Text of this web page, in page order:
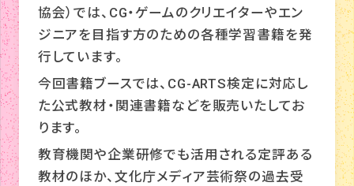
協会）では、CG・ゲームのクリエイターやエン
ジニアを目指す方のための各種学習書籍を発
行しています。
今回書籍ブースでは、CG-ARTS検定に対応し
た公式教材・関連書籍などを販売いたしてお
ります。
教育機関や企業研修でも活用される定評ある
教材のほか、文化庁メディア芸術祭の過去受